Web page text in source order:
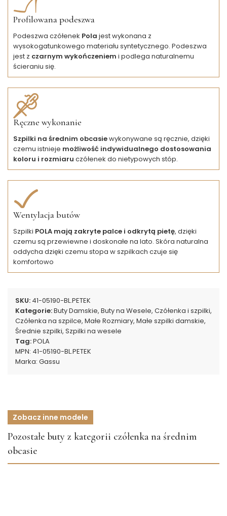
Profilowana podeszwa
Podeszwa czółenek Pola jest wykonana z
wysokogatunkowego materiału syntetycznego. Podeszwa
jest z czarnym wykończeniem i podlega naturalnemu
ścieraniu się.
Ręczne wykonanie
Szpilki na średnim obcasiewykonywane są ręcznie, dzięki
czemu istnieje możliwość indywidualnego dostosowania
koloru i rozmiaru czółenek do nietypowych stóp.
Wentylacja butów
Szpilki POLA mają zakryte palce i odkrytą pietę, dzięki
czemu są przewiewne i doskonałe na lato. Skóra naturalna
oddycha dzięki czemu stopa w szpilkach czuje się
komfortowo
SKU: 41-05190-BL.PETEK
Kategorie:Buty Damskie, Buty na Wesele, Czółenka i szpilki,
Czółenka na szpilce, Małe Rozmiary, Małe szpilki damskie,
Średnie szpilki, Szpilki na wesele
Tag:POLA
MPN: 41-05190-BL.PETEK
Marka: Gassu
Zobacz inne modele
Pozostałe buty z kategorii czółenka na średnim
obcasie